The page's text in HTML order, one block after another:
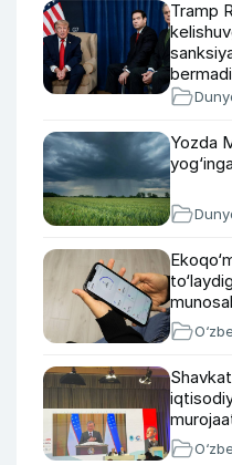
Tramp
bermadi
Yozda